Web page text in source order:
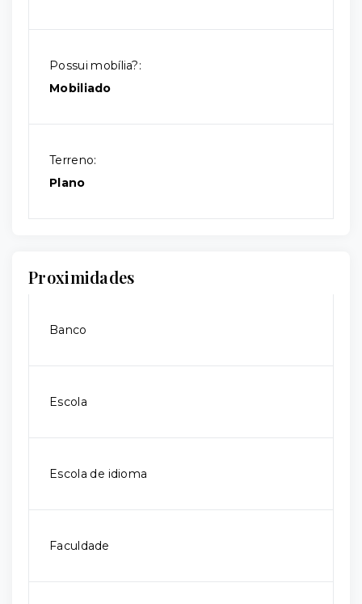
Possui mobília?:
Mobiliado
Terreno:
Plano
Proximidades
Banco
Escola
Escola de idioma
Faculdade